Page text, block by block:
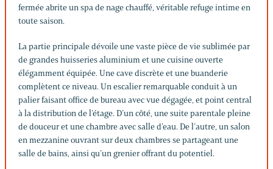
fermée abrite un spa de nage chauffé, véritable refuge intime en
toute saison.
La partie principale dévoile une vaste pièce de vie sublimée par
de grandes huisseries aluminium et une cuisine ouverte
élégamment équipée. Une cave discrète et une buanderie
complètent ce niveau. Un escalier remarquable conduit à un
palier faisant office de bureau avec vue dégagée, et point central
à la distribution de l’étage. D’un côté, une suite parentale pleine
de douceur et une chambre avec salle d’eau. De l’autre, un salon
en mezzanine ouvrant sur deux chambres se partageant une
salle de bains, ainsi qu’un grenier offrant du potentiel.